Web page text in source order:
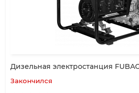
Дизельная электростанция
Закончился